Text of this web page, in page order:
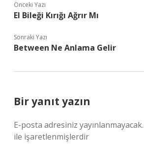
Önceki Yazı
El Bileği Kırığı Ağrır Mı
Sonraki Yazı
Between Ne Anlama Gelir
Bir yanıt yazın
E-posta adresiniz yayınlanmayacak.
ile işaretlenmişlerdir